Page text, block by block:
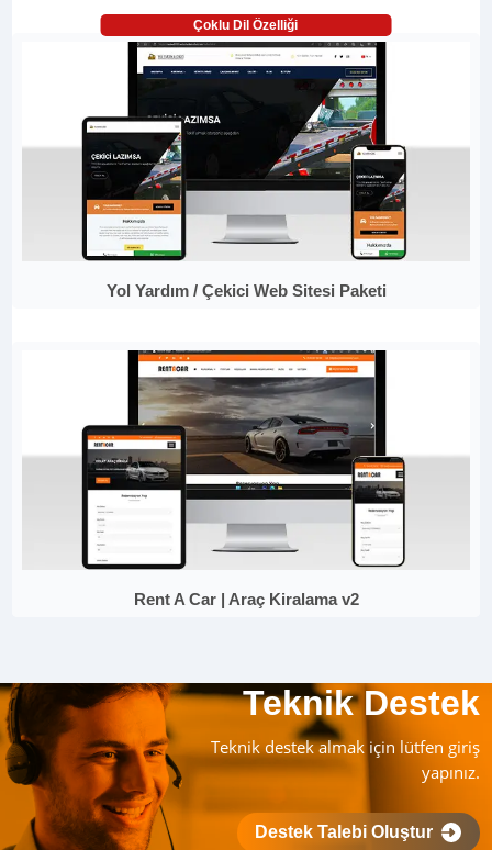
Çoklu Dil Özelliği
Yol Yardım / Çekici Web Sitesi Paketi
Rent A Car | Araç Kiralama v2
Teknik Destek
Teknik destek almak için lütfen giriş
yapınız.
Destek Talebi Oluştur